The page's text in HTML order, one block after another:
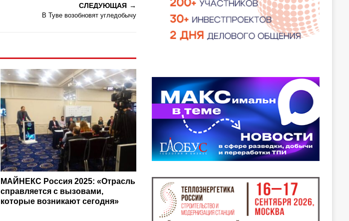
СЛЕДУЮЩАЯ
В Туве возобновят угледобычу
МАЙНЕКС Россия 2025: «Отрасль
справляется с вызовами,
которые возникают сегодня»